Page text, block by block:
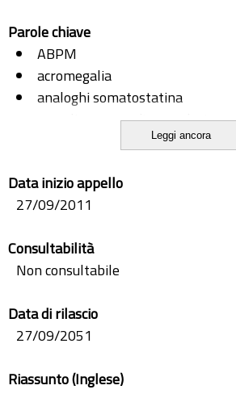
Parole chiave
ABPM
acromegalia
analoghi somatostatina
complicanze cardiovascolari
Holter
IGF-I
pegvisomant
pressione arteriosa
Leggi ancora
Data inizio appello
27/09/2011
Consultabilità
Non consultabile
Data di rilascio
27/09/2051
Riassunto (Inglese)